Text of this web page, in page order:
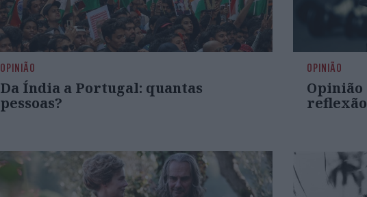
OPINIÃO
Da Índia a Portugal: quantas
pessoas?
OPINIÃO
Opinião
reflexão